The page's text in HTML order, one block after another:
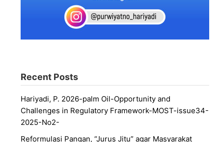
Recent Posts
Hariyadi, P. 2026-palm Oil-Opportunity and
Challenges in Regulatory Framework-MOST-issue34-
2025-No2-
Reformulasi Pangan, “Jurus Jitu” agar Masyarakat